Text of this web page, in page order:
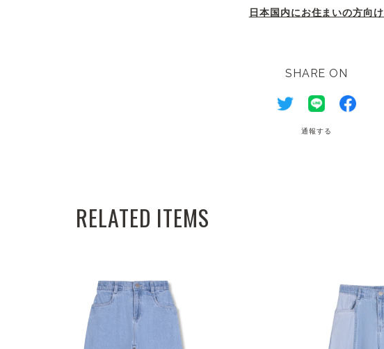
日本国内にお住まいの方向け
SHARE ON
通報する
RELATED ITEMS